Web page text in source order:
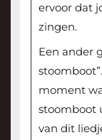
ervoor dat
zingen.
Een ander
moment
stoomboot
van dit